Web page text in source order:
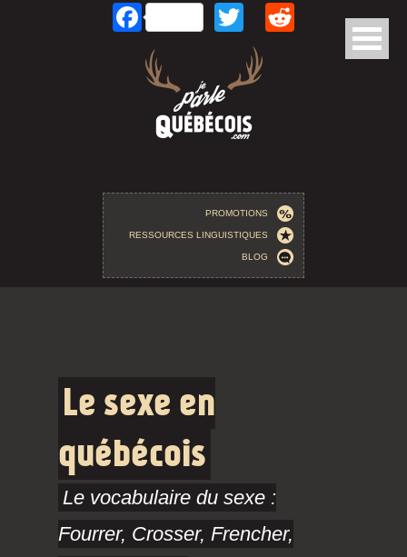
Aller au contenu principalFacebookTwitterReddit
PROMOTIONS
RESSOURCES LINGUISTIQUES
BLOG
Le sexe en
québécois
Le vocabulaire du sexe :
Fourrer, Crosser, Frencher,